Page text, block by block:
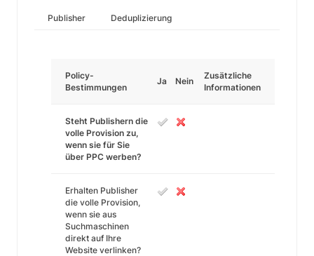
Publisher Deduplizierung
Policy-
Bestimmungen
Ja Nein
Zusätzliche
Informationen
Steht Publishern die
volle Provision zu,
wenn sie für Sie
über PPC werben?
Erhalten Publisher
die volle Provision,
wenn sie aus
Suchmaschinen
direkt auf Ihre
Website verlinken?